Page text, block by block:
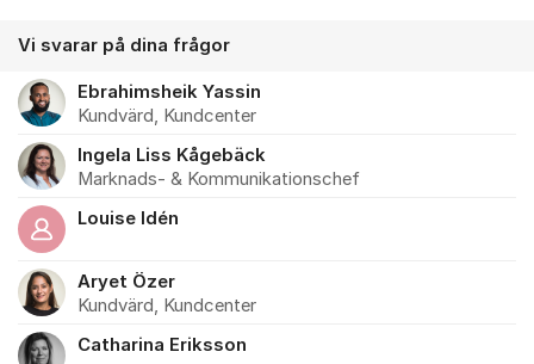
Vi svarar på dina frågor
Ebrahimsheik Yassin
Kundvärd, Kundcenter
Ingela Liss Kågebäck
Marknads- & Kommunikationschef
Louise Idén
Aryet Özer
Kundvärd, Kundcenter
Catharina Eriksson